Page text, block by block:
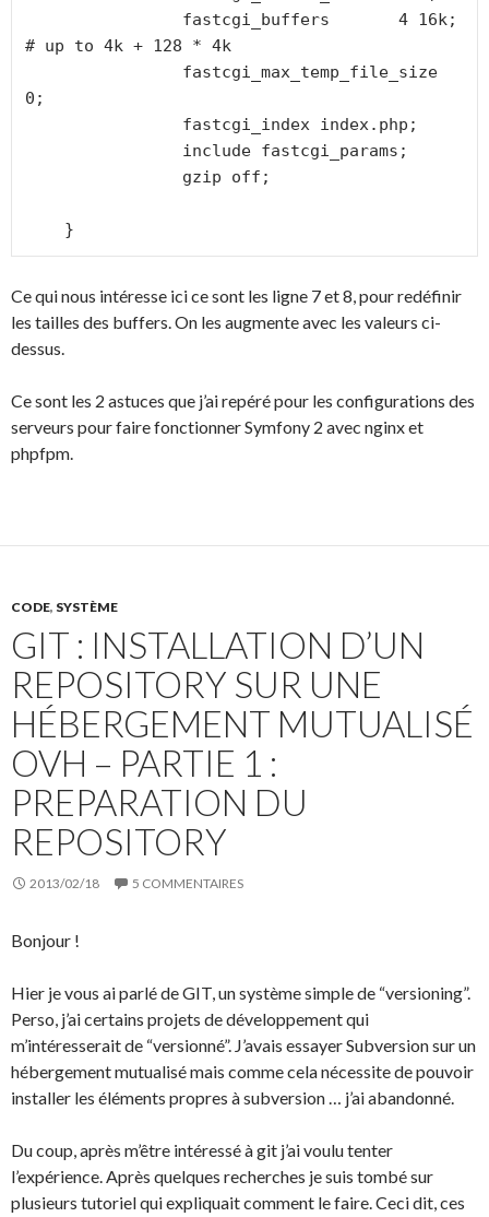
# up to 4k + 128 * 4k
0;
    }
Ce qui nous intéresse ici ce sont les ligne 7 et 8, pour redéfinir
les tailles des buffers. On les augmente avec les valeurs ci-
dessus.
Ce sont les 2 astuces que j’ai repéré pour les configurations des
serveurs pour faire fonctionner Symfony 2 avec nginx et
phpfpm.
CODE, SYSTÈME
GIT : INSTALLATION D’UN
REPOSITORY SUR UNE
HÉBERGEMENT MUTUALISÉ
OVH – PARTIE 1 :
PREPARATION DU
REPOSITORY
2013/02/18 5 COMMENTAIRES
Bonjour !
Hier je vous ai parlé de GIT, un système simple de “versioning”.
Perso, j’ai certains projets de développement qui
m’intéresserait de “versionné”. J’avais essayer Subversion sur un
hébergement mutualisé mais comme cela nécessite de pouvoir
installer les éléments propres à subversion … j’ai abandonné.
Du coup, après m’être intéressé à git j’ai voulu tenter
l’expérience. Après quelques recherches je suis tombé sur
plusieurs tutoriel qui expliquait comment le faire. Ceci dit, ces